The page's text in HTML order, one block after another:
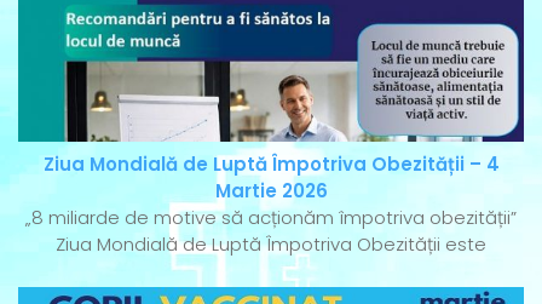
Ziua Mondială de Luptă Împotriva Obezității – 4
Martie 2026
„8 miliarde de motive să acționăm împotriva obezității”
Ziua Mondială de Luptă Împotriva Obezității este